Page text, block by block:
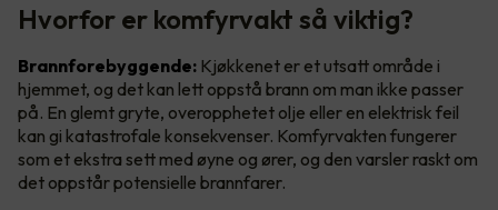
Hvorfor er komfyrvakt så viktig?
Brannforebyggende: Kjøkkenet er et utsatt område i
hjemmet, og det kan lett oppstå brann om man ikke passer
på. En glemt gryte, overopphetet olje eller en elektrisk feil
kan gi katastrofale konsekvenser. Komfyrvakten fungerer
som et ekstra sett med øyne og ører, og den varsler raskt om
det oppstår potensielle brannfarer.